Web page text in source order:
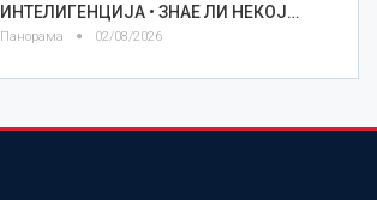
ИНТЕЛИГЕНЦИЈА • ЗНАЕ ЛИ НЕКОЈ…
Панорама 02/08/2026